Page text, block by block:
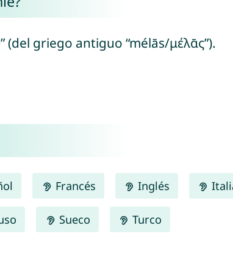
(del griego antiguo “mélās/μέλᾱς”).
Francés Inglés
Sueco Turco